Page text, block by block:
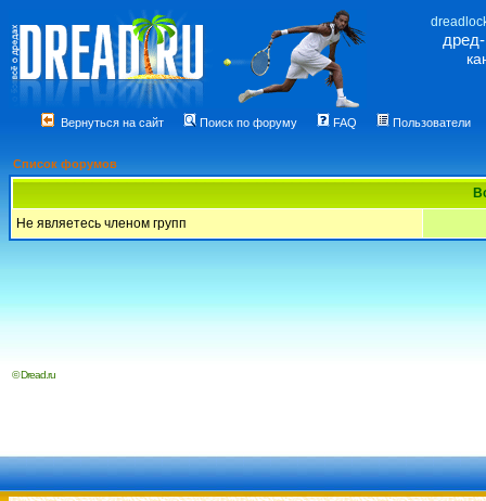
Вернуться на сайт Поиск по форуму FAQ Пользователи
Список форумов
Не являетесь членом групп
© Dread.ru